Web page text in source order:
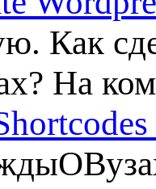
Как
На